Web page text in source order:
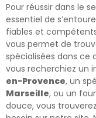
Pour réussir dans le
essentiel de
fiables et
vous permet de
spécialisées dans ce
vous recherchiez un
en-Provence, un
Marseille, ou un
douce, vous